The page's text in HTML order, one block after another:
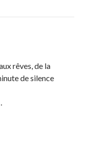
rêves, de la
de silence